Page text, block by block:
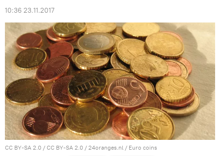
10:36 23.11.2017
CC BY-SA 2.0 / CC BY-SA 2.0 / 24oranges.nl / Euro coins